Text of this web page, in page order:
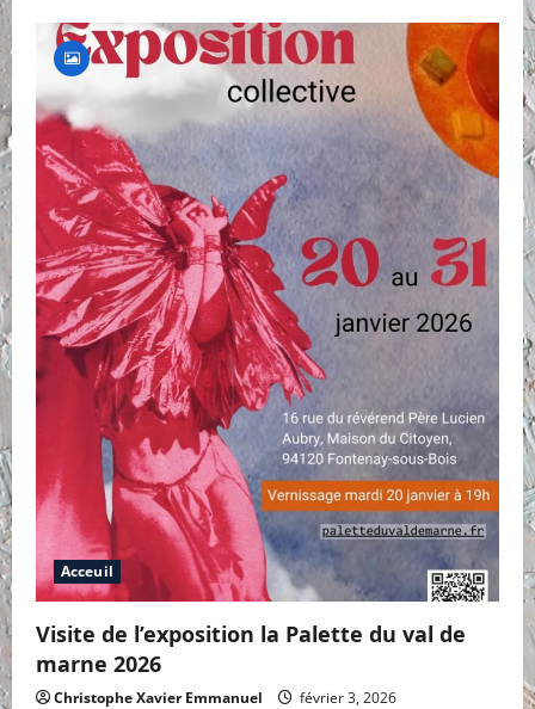
Acceuil
Visite de l’exposition la Palette du val de
marne 2026
Christophe Xavier Emmanuel février 3, 2026